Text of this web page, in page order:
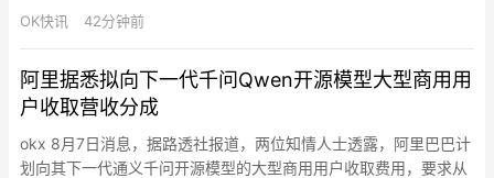
该项目将作为独立基础设施运行，不隶属于现有平台，也不纳入国
家结算存管机构。目前格式尚未最终确定，相关讨论仍在进行中。
莫斯科交易所的数字存管库，或自建加密资产基础设施…
OK快讯 42分钟前
阿里据悉拟向下一代千问Qwen开源模型大型商用用
户收取营收分成
okx 8月7日消息，据路透社报道，两位知情人士透露，阿里巴巴计
划向其下一代通义千问开源模型的大型商用用户收取费用，要求从